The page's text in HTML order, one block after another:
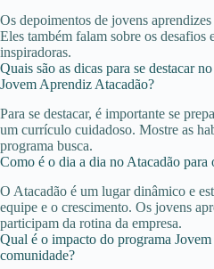
Os depoimentos de jovens
Eles também falam sobre os desafios
inspiradoras.
Quais são as dicas para se destacar
Jovem Aprendiz Atacadão?
Para se destacar, é importante se
um currículo cuidadoso. Mostre as
programa busca.
Como é o dia a dia no Atacadão para
O Atacadão é um lugar dinâmico e
equipe e o crescimento. Os jovens
participam da rotina da empresa.
Qual é o impacto do programa
comunidade?